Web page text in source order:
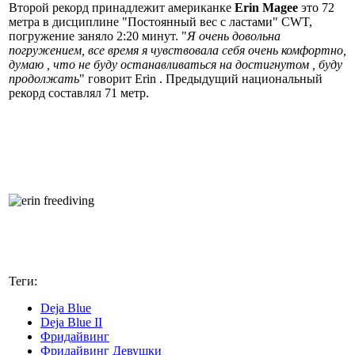
Второй рекорд принадлежит американке Erin Magee это 72
метра в дисциплине "Постоянный вес с ластами" CWT,
погружение заняло 2:20 минут. "Я очень довольна
погружением, все время я чувствовала себя очень комфортно,
думаю , что не буду останавливаться на достигнутом , буду
продолжать" говорит Erin . Предыдущий национальный
рекорд составлял 71 метр.
Теги:
Deja Blue
Deja Blue II
Фридайвинг
Фридайвинг Девушки